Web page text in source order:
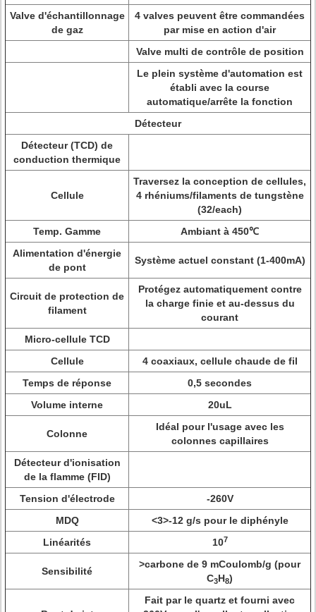
Valve d'échantillonnage
de gaz
4 valves peuvent être commandées
par mise en action d'air
Valve multi de contrôle de position
Le plein système d'automation est
établi avec la course
automatique/arrête la fonction
Détecteur
Détecteur (TCD) de
conduction thermique
Cellule
Traversez la conception de cellules,
4 rhéniums/filaments de tungstène
(32/each)
Temp. Gamme
Ambiant à 450℃
Alimentation d'énergie
de pont
Système actuel constant (1-400mA)
Circuit de protection de
filament
Protégez automatiquement contre
la charge finie et au-dessus du
courant
Micro-cellule TCD
Cellule
4 coaxiaux, cellule chaude de fil
Temps de réponse
0,5 secondes
Volume interne
20uL
Colonne
Idéal pour l'usage avec les
colonnes capillaires
Détecteur d'ionisation
de la flamme (FID)
Tension d'électrode
-260V
MDQ
<3>-12 g/s pour le diphényle
Linéarités
107
Sensibilité
>carbone de 9 mCoulomb/g (pour
C3H8)
Fait par le quartz et fourni avec